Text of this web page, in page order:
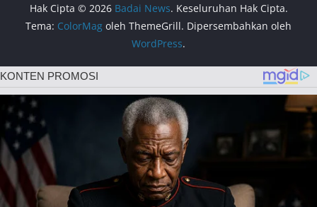
Hak Cipta © 2026 Badai News. Keseluruhan Hak Cipta.
Tema: ColorMag oleh ThemeGrill. Dipersembahkan oleh
WordPress.